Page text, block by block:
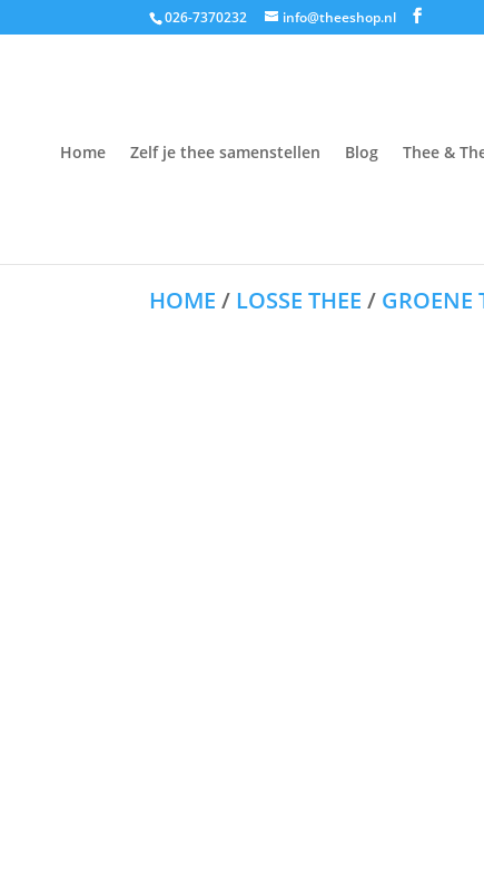
026-7370232 info@theeshop.nl
Home Zelf je thee samenstellen Blog Thee &
HOME / LOSSE THEE / GROENE